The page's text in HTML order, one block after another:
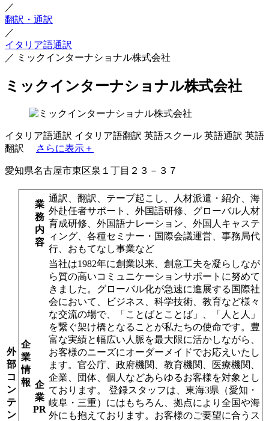
／
翻訳・通訳
／
イタリア語通訳
／ ミックインターナショナル株式会社
ミックインターナショナル株式会社
イタリア語通訳 イタリア語翻訳 英語スクール 英語通訳 英語
翻訳
さらに表示＋
愛知県名古屋市東区泉１丁目２３－３７
外
部
コ
ン
テ
ン
企
業
情
報
業
務
内
容
通訳、翻訳、テープ起こし、人材派遣・紹介、海
外赴任者サポート、外国語研修、グローバル人材
育成研修、外国語ナレーション、外国人キャステ
ィング、各種セミナー・国際会議運営、事務局代
行、おもてなし事業など
企
業
PR
当社は1982年に創業以来、創意工夫を凝らしなが
ら質の高いコミュニケーションサポートに努めて
きました。グローバル化が急速に進展する国際社
会において、ビジネス、科学技術、教育など様々
な交流の場で、「ことばとことば」、「人と人」
を繋ぐ架け橋となることが私たちの使命です。豊
富な実績と幅広い人脈を最大限に活かしながら、
お客様のニーズにオーダーメイドでお応えいたし
ます。官公庁、政府機関、教育機関、医療機関、
企業、団体、個人などあらゆるお客様を対象とし
ております。 登録スタッフは、東海3県（愛知・
岐阜・三重）にはもちろん、拠点により全国や海
外にも抱えております。お客様のご要望に合うス